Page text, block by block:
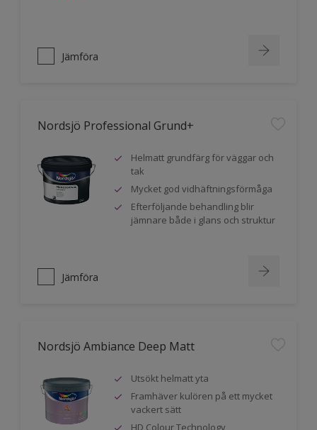
Jämföra
Nordsjö Professional Grund+
Helmatt grundfärg för väggar och
tak
Mycket god vidhäftningsförmåga
Efterföljande behandling blir
jämnare både i glans och struktur
Jämföra
Nordsjö Ambiance Deep Matt
Utsökt helmatt yta
Framhäver kulören på ett mycket
vackert sätt
HD Colour Technology